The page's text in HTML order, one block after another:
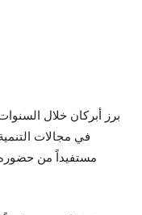
برز أبركان خلال
في مجالات
مستفيداً من